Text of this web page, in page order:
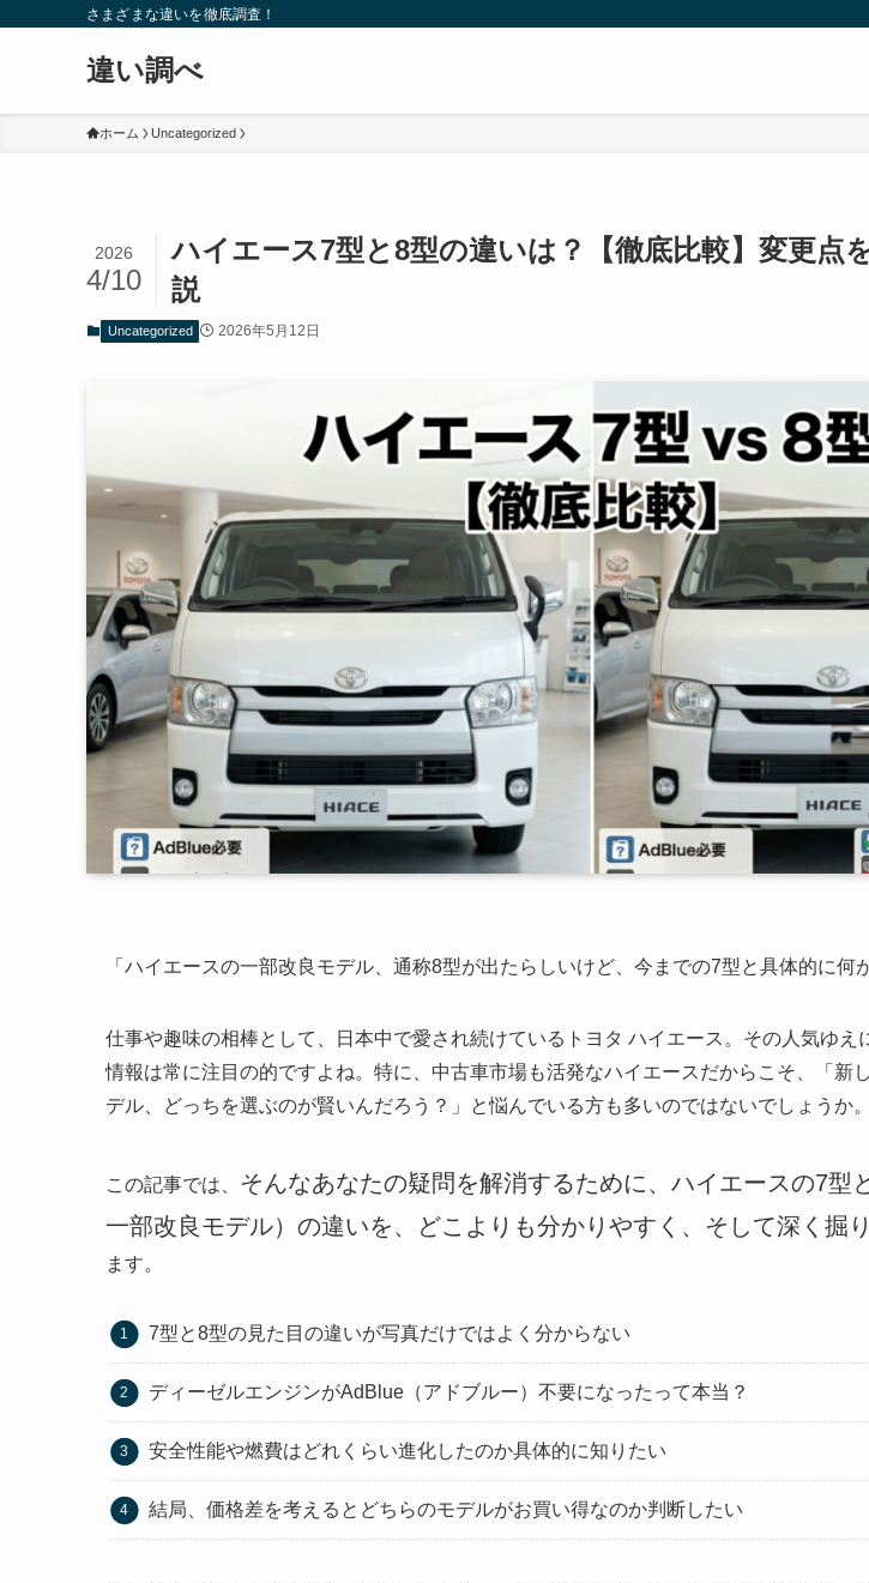
さまざまな違いを徹底調査！
違い調べ
ホーム Uncategorized
ハイエース7型と8型の違いは？【徹底比較】変更点
説
2026
4/10
Uncategorized 2026年5月12日
「ハイエースの一部改良モデル、通称8型が出たらしいけど、今までの7型と具体的に何
仕事や趣味の相棒として、日本中で愛され続けているトヨタ ハイエース。その人気ゆえ
情報は常に注目の的ですよね。特に、中古車市場も活発なハイエースだからこそ、「新
デル、どっちを選ぶのが賢いんだろう？」と悩んでいる方も多いのではないでしょうか。
この記事では、 そんなあなたの疑問を解消するために、ハイエースの7型
一部改良モデル）の違いを、どこよりも分かりやすく、そして深く掘
ます。
7型と8型の見た目の違いが写真だけではよく分からない
ディーゼルエンジンがAdBlue（アドブルー）不要になったって本当？
安全性能や燃費はどれくらい進化したのか具体的に知りたい
結局、価格差を考えるとどちらのモデルがお買い得なのか判断したい